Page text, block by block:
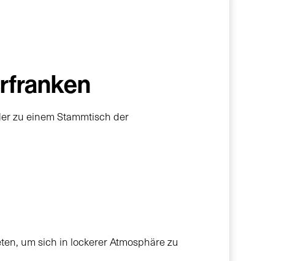
zu einem Stammtisch der
um sich in lockerer Atmosphäre zu